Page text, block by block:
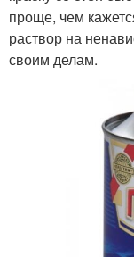
проще, чем
раствор на
своим делам.